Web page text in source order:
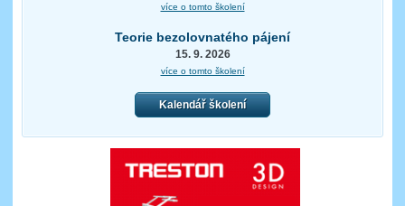
více o tomto školení
Teorie bezolovnatého pájení
15. 9. 2026
více o tomto školení
Kalendář školení